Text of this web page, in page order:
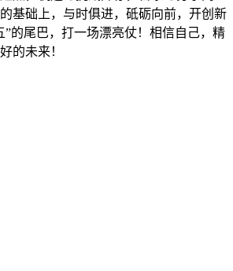
基础上，与时俱进，砥砺向前，开创新
”的尾巴，打一场漂亮仗！相信自己，精
的未来！